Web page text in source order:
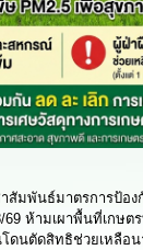
สัมพันธ์มาตรการป้อ
ห้ามเผาพื้นที่เกษต
ดนตัดสิทธิช่วยเหลือน